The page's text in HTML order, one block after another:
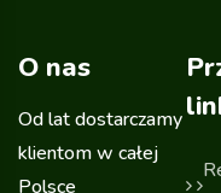
O nas
Od lat dostarczamy
klientom w całej
Polsce